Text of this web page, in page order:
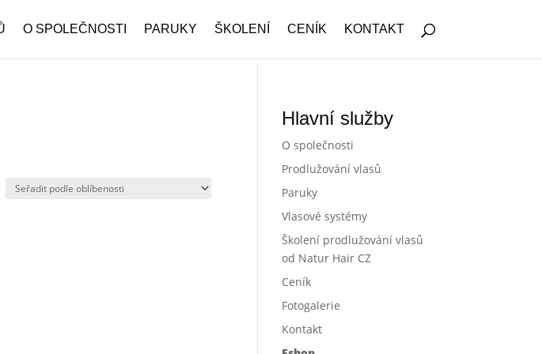
O SPOLEČNOSTI PARUKY ŠKOLENÍ CENÍK KONTAKT
Hlavní služby
O společnosti
Prodlužování vlasů
Paruky
Vlasové systémy
Školení prodlužování vlasů
od Natur Hair CZ
Ceník
Fotogalerie
Kontakt